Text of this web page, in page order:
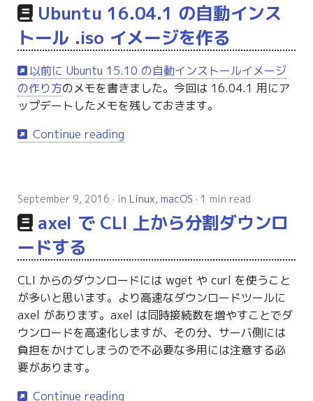
Ubuntu 16.04.1 の自動インス
トール .iso イメージを作る
以前に Ubuntu 15.10 の自動インストールイメージ
の作り方のメモを書きました。今回は 16.04.1 用にア
ップデートしたメモを残しておきます。
Continue reading
September 9, 2016 in Linux, macOS 1 min read
axel で CLI 上から分割ダウンロ
ードする
CLI からのダウンロードには wget や curl を使うこと
が多いと思います。より高速なダウンロードツールに
axel があります。axel は同時接続数を増やすことでダ
ウンロードを高速化しますが、その分、サーバ側には
負担をかけてしまうので不必要な多用には注意する必
要があります。
Continue reading